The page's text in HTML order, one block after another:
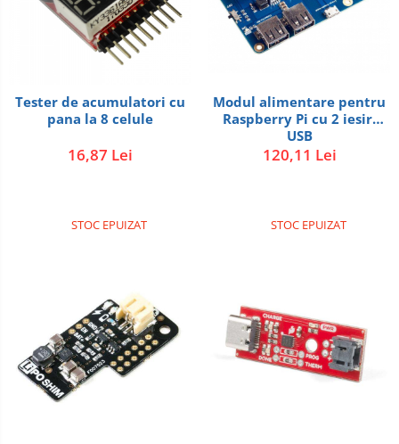
Tester de acumulatori cu
pana la 8 celule
16,87 Lei
STOC EPUIZAT
Modul alimentare pentru
Raspberry Pi cu 2 iesiri
USB
120,11 Lei
STOC EPUIZAT